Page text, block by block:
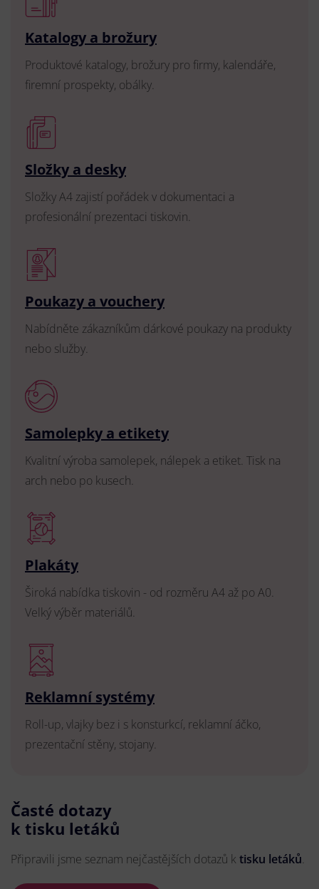
Katalogy a brožury
Produktové katalogy, brožury pro firmy, kalendáře,
firemní prospekty, obálky.
Složky a desky
Složky A4 zajistí pořádek v dokumentaci a
profesionální prezentaci tiskovin.
Poukazy a vouchery
Nabídněte zákazníkům dárkové poukazy na produkty
nebo služby.
Samolepky a etikety
Kvalitní výroba samolepek, nálepek a etiket. Tisk na
arch nebo po kusech.
Plakáty
Široká nabídka tiskovin - od rozměru A4 až po A0.
Velký výběr materiálů.
Reklamní systémy
Roll-up, vlajky bez i s konsturkcí, reklamní áčko,
prezentační stěny, stojany.
Časté dotazy
k tisku letáků
Připravili jsme seznam nejčastějších dotazů k tisku letáků.